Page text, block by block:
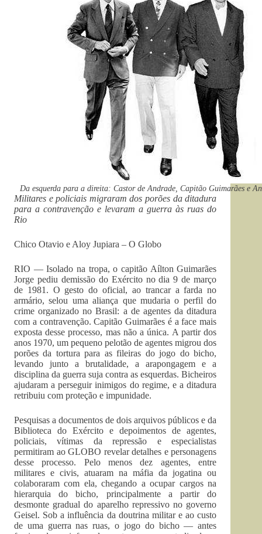
Da esquerda para a direita: Castor de Andrade, Capitão Guimarães e
Militares e policiais migraram dos porões da ditadura
para a contravenção e levaram a guerra às ruas do
Rio
Chico Otavio e Aloy Jupiara – O Globo
RIO — Isolado na tropa, o capitão Aílton Guimarães
Jorge pediu demissão do Exército no dia 9 de março
de 1981. O gesto do oficial, ao trancar a farda no
armário, selou uma aliança que mudaria o perfil do
crime organizado no Brasil: a de agentes da ditadura
com a contravenção. Capitão Guimarães é a face mais
exposta desse processo, mas não a única. A partir dos
anos 1970, um pequeno pelotão de agentes migrou dos
porões da tortura para as fileiras do jogo do bicho,
levando junto a brutalidade, a arapongagem e a
disciplina da guerra suja contra as esquerdas. Bicheiros
ajudaram a perseguir inimigos do regime, e a ditadura
retribuiu com proteção e impunidade.
Pesquisas a documentos de dois arquivos públicos e da
Biblioteca do Exército e depoimentos de agentes,
policiais, vítimas da repressão e especialistas
permitiram ao GLOBO revelar detalhes e personagens
desse processo. Pelo menos dez agentes, entre
militares e civis, atuaram na máfia da jogatina ou
colaboraram com ela, chegando a ocupar cargos na
hierarquia do bicho, principalmente a partir do
desmonte gradual do aparelho repressivo no governo
Geisel. Sob a influência da doutrina militar e ao custo
de uma guerra nas ruas, o jogo do bicho — antes